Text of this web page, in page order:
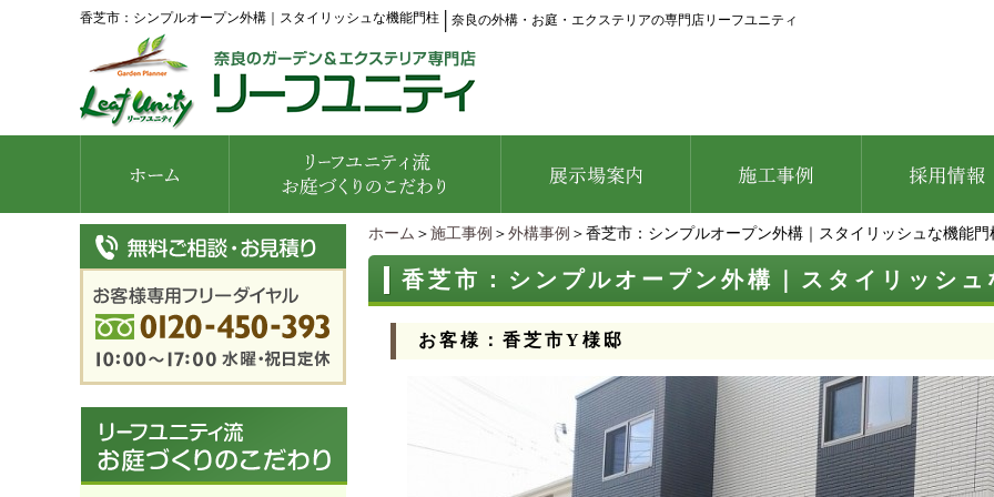
香芝市：シンプルオープン外構｜スタイリッシュな機能門柱 奈良の外構・お庭・エクステリアの専門店リーフユニティ
ホーム ＞ 施工事例 ＞ 外構事例 ＞香芝市：シンプルオープン外構｜スタイリッシュな機能門
香芝市：シンプルオープン外構｜スタイリッシ
お客様：香芝市Y様邸